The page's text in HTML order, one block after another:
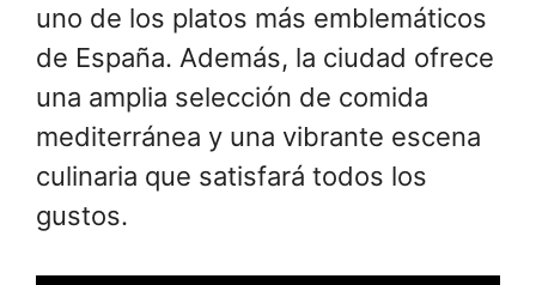
uno de los platos más emblemáticos
de España. Además, la ciudad ofrece
una amplia selección de comida
mediterránea y una vibrante escena
culinaria que satisfará todos los
gustos.